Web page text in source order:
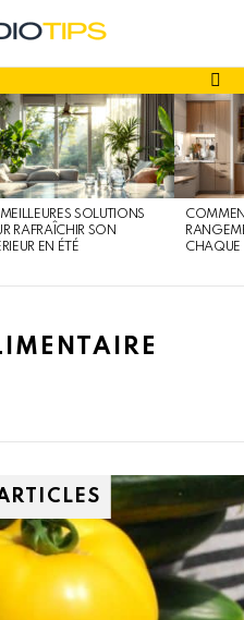
MEILLEURES SOLUTIONS
RAFRAÎCHIR SON
EN ÉTÉ
CHAQUE